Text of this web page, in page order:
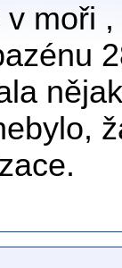
moři